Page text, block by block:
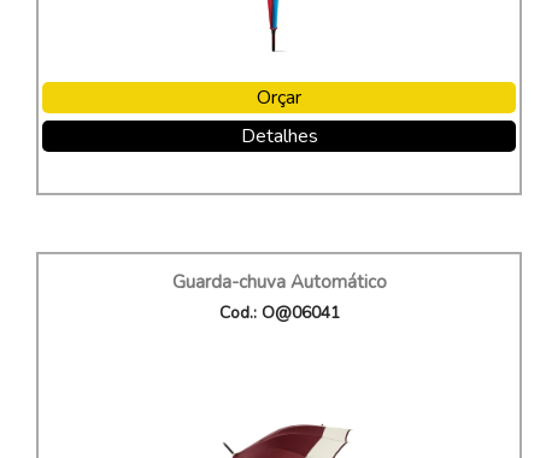
Orçar
Detalhes
Guarda-chuva Automático
Cod.: O@06041